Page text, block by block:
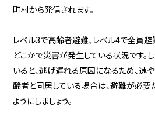
町村から発信されます。
レベル3で高齢者避難、レベル4で全員
どこかで災害が発生している状況です。
いると、逃げ遅れる原因になるため、速
齢者と同居している場合は、避難が必
ようにしましょう。